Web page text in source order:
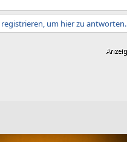
um hier zu antworten.